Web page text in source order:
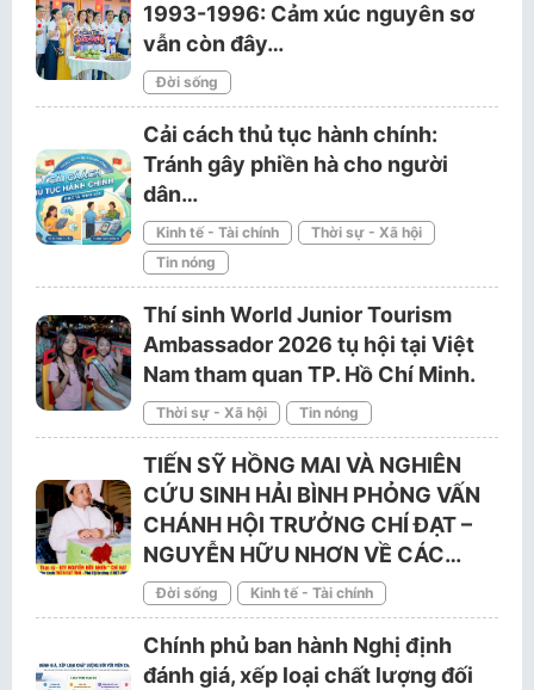
1993-1996: Cảm xúc nguyên sơ
vẫn còn đây…
Đời sống
Cải cách thủ tục hành chính:
Tránh gây phiền hà cho người
dân…
Kinh tế - Tài chính
Thời sự - Xã hội
Tin nóng
Thí sinh World Junior Tourism
Ambassador 2026 tụ hội tại Việt
Nam tham quan TP. Hồ Chí Minh.
Thời sự - Xã hội Tin nóng
TIẾN SỸ HỒNG MAI VÀ NGHIÊN
CỨU SINH HẢI BÌNH PHỎNG VẤN
CHÁNH HỘI TRƯỞNG CHÍ ĐẠT –
NGUYỄN HỮU NHƠN VỀ CÁC…
Đời sống Kinh tế - Tài chính
Chính phủ ban hành Nghị định
đánh giá, xếp loại chất lượng đối